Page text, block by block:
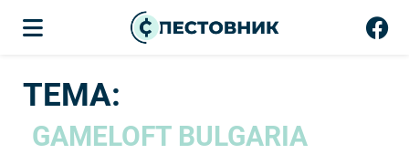
ТЕМА:
GAMELOFT BULGARIA